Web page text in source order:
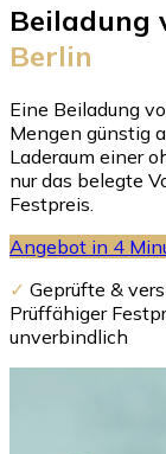
Beiladung
Berlin
Eine Beiladung
Mengen günstig
Laderaum einer
nur das belegte
Festpreis.
Angebot in 4
✓ Geprüfte &
Prüffähiger
unverbindlich